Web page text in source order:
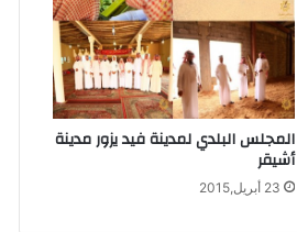
المجلس البلدي لمدينة فيد يزور مدينة
أشيقر
23 أبريل,2015